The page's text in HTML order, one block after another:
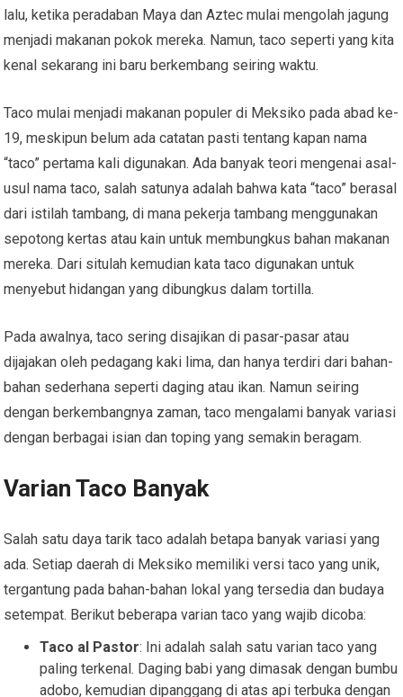
lalu, ketika peradaban Maya dan Aztec mulai mengolah jagung
menjadi makanan pokok mereka. Namun, taco seperti yang kita
kenal sekarang ini baru berkembang seiring waktu.
Taco mulai menjadi makanan populer di Meksiko pada abad ke-
19, meskipun belum ada catatan pasti tentang kapan nama
“taco” pertama kali digunakan. Ada banyak teori mengenai asal-
usul nama taco, salah satunya adalah bahwa kata “taco” berasal
dari istilah tambang, di mana pekerja tambang menggunakan
sepotong kertas atau kain untuk membungkus bahan makanan
mereka. Dari situlah kemudian kata taco digunakan untuk
menyebut hidangan yang dibungkus dalam tortilla.
Pada awalnya, taco sering disajikan di pasar-pasar atau
dijajakan oleh pedagang kaki lima, dan hanya terdiri dari bahan-
bahan sederhana seperti daging atau ikan. Namun seiring
dengan berkembangnya zaman, taco mengalami banyak variasi
dengan berbagai isian dan toping yang semakin beragam.
Varian Taco Banyak
Salah satu daya tarik taco adalah betapa banyak variasi yang
ada. Setiap daerah di Meksiko memiliki versi taco yang unik,
tergantung pada bahan-bahan lokal yang tersedia dan budaya
setempat. Berikut beberapa varian taco yang wajib dicoba:
Taco al Pastor: Ini adalah salah satu varian taco yang
paling terkenal. Daging babi yang dimasak dengan bumbu
adobo, kemudian dipanggang di atas api terbuka dengan